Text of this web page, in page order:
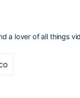
a lover of all things